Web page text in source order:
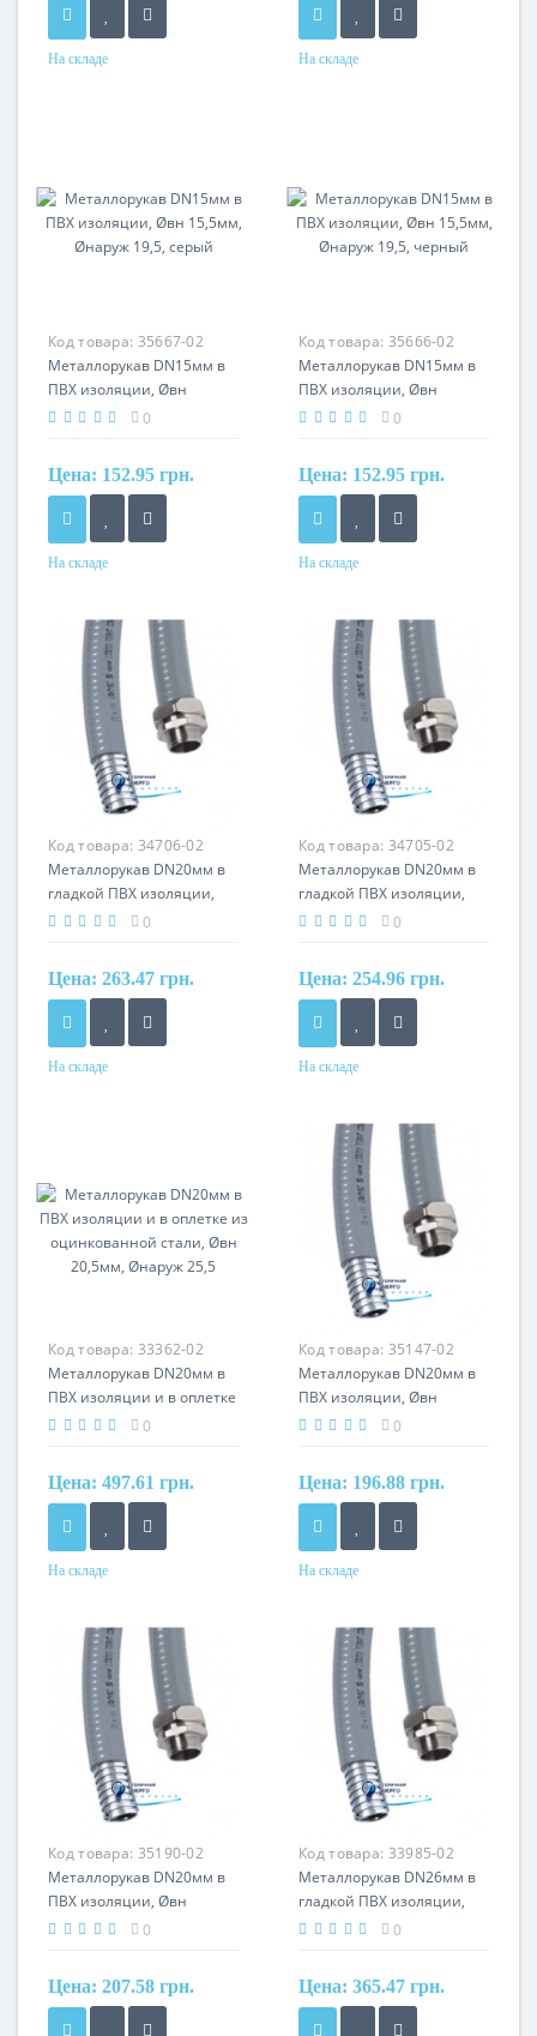
На складе На складе
Код товара: 35667-02
Металлорукав DN15мм в
ПВХ изоляции, Øвн
15,5мм, Øнаруж 19,5,
0
Цена: 152.95 грн.
На складе
оболочка
Код товара: 35666-02
Металлорукав DN15мм в
ПВХ изоляции, Øвн
15,5мм, Øнаруж 19,5,
0
Цена: 152.95 грн.
На складе
оболочка
Код товара: 34706-02
Металлорукав DN20мм в
гладкой ПВХ изоляции,
Øвн 20,5мм, Øнаруж 27,0,
0
Цена: 263.47 грн.
На складе
Код товара: 34705-02
Металлорукав DN20мм в
гладкой ПВХ изоляции,
Øвн 20,5мм, Øнаруж 27,0,
0
Цена: 254.96 грн.
На складе
оболочка
Код товара: 33362-02
Металлорукав DN20мм в
ПВХ изоляции и в оплетке
из оцинкованной стали,
0
Цена: 497.61 грн.
На складе
оболочка, оплетка из
оцинкованной стали
Код товара: 35147-02
Металлорукав DN20мм в
ПВХ изоляции, Øвн
20,5мм, Øнаруж 25,5,
0
Цена: 196.88 грн.
На складе
оболочка
Код товара: 35190-02
Металлорукав DN20мм в
ПВХ изоляции, Øвн
20,5мм, Øнаруж 25,5,
0
Цена: 207.58 грн.
Код товара: 33985-02
Металлорукав DN26мм в
гладкой ПВХ изоляции,
Øвн 26,5мм, Øнаруж 34,0,
0
Цена: 365.47 грн.